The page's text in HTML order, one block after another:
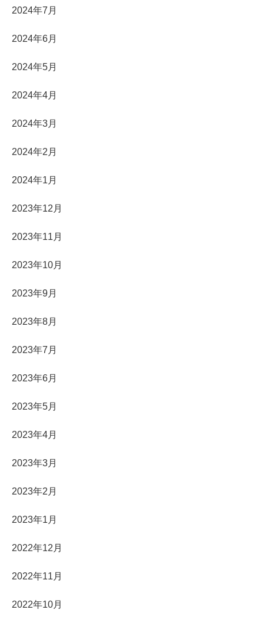
2024年7月
2024年6月
2024年5月
2024年4月
2024年3月
2024年2月
2024年1月
2023年12月
2023年11月
2023年10月
2023年9月
2023年8月
2023年7月
2023年6月
2023年5月
2023年4月
2023年3月
2023年2月
2023年1月
2022年12月
2022年11月
2022年10月